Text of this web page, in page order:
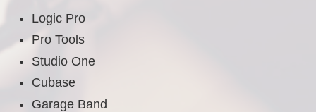
Logic Pro
Pro Tools
Studio One
Cubase
Garage Band